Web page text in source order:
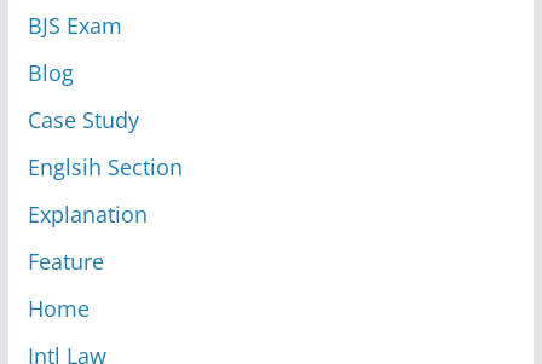
BJS Exam
Blog
Case Study
Englsih Section
Explanation
Feature
Home
Intl Law